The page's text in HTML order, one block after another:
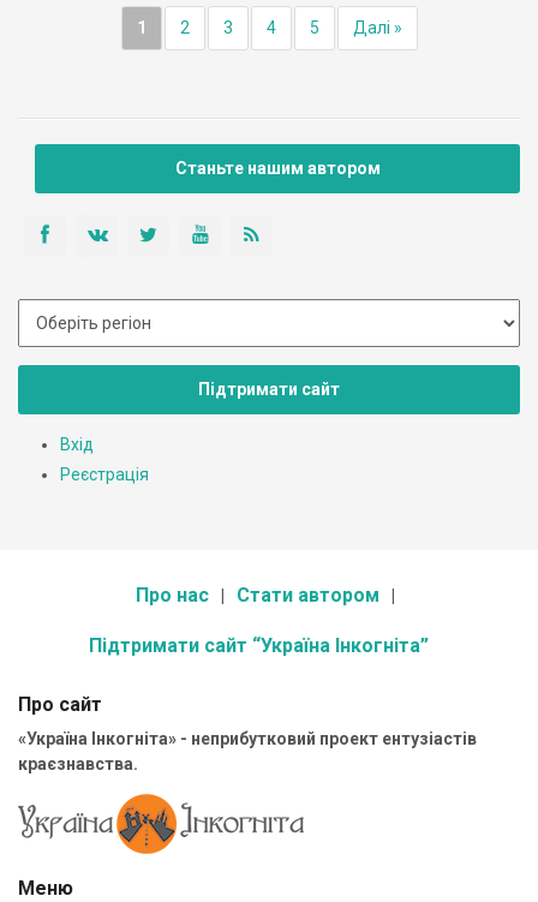
1 2 3 4 5 Далі »
Станьте нашим автором
Підтримати сайт
Вхід
Реєстрація
Про нас Стати автором
Підтримати сайт “Україна Інкогніта”
Про сайт
«Україна Інкогніта» - неприбутковий проект ентузіастів
краєзнавства.
Меню